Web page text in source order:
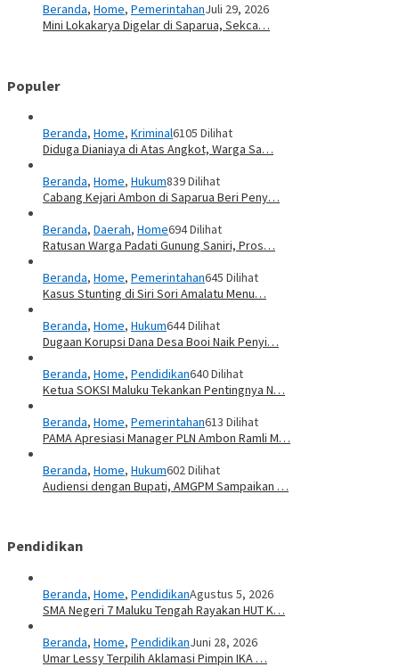
Beranda, Home, PemerintahanJuli 29, 2026
Mini Lokakarya Digelar di Saparua, Sekca…
Populer
Beranda, Home, Kriminal6105 Dilihat
Diduga Dianiaya di Atas Angkot, Warga Sa…
Beranda, Home, Hukum839 Dilihat
Cabang Kejari Ambon di Saparua Beri Peny…
Beranda, Daerah, Home694 Dilihat
Ratusan Warga Padati Gunung Saniri, Pros…
Beranda, Home, Pemerintahan645 Dilihat
Kasus Stunting di Siri Sori Amalatu Menu…
Beranda, Home, Hukum644 Dilihat
Dugaan Korupsi Dana Desa Booi Naik Penyi…
Beranda, Home, Pendidikan640 Dilihat
Ketua SOKSI Maluku Tekankan Pentingnya N…
Beranda, Home, Pemerintahan613 Dilihat
PAMA Apresiasi Manager PLN Ambon Ramli M…
Beranda, Home, Hukum602 Dilihat
Audiensi dengan Bupati, AMGPM Sampaikan …
Pendidikan
Beranda, Home, PendidikanAgustus 5, 2026
SMA Negeri 7 Maluku Tengah Rayakan HUT K…
Beranda, Home, PendidikanJuni 28, 2026
Umar Lessy Terpilih Aklamasi Pimpin IKA …